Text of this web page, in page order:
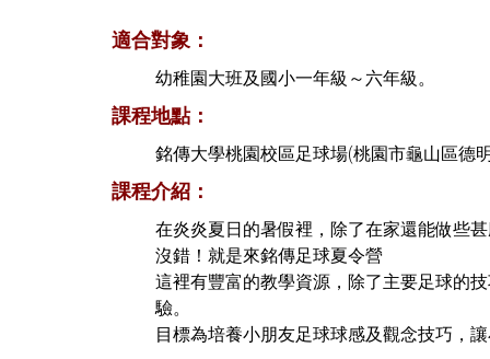
適合對象：
幼稚園大班及國小一年級～六年級。
課程地點：
銘傳大學桃園校區足球場(桃園市龜山區德
課程介紹：
在炎炎夏日的暑假裡，除了在家還能做些
沒錯！就是來銘傳足球夏令營
這裡有豐富的教學資源，除了主要足球的
驗。
目標為培養小朋友足球球感及觀念技巧，